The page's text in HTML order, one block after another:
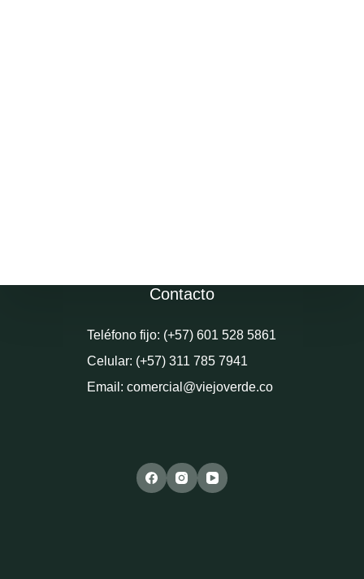
Contacto
Teléfono fijo: (+57) 601 528 5861
Celular: (+57) 311 785 7941
Email: comercial@viejoverde.co